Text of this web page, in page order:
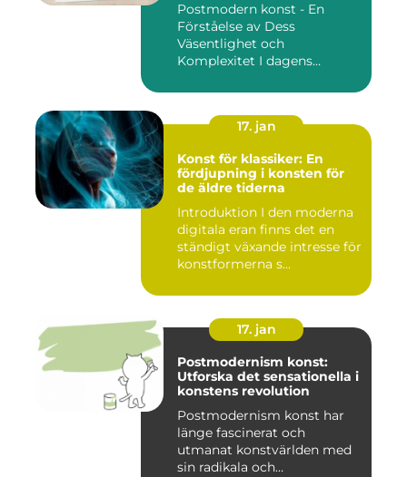
Postmodern konst - En
Förståelse av Dess
Väsentlighet och
Komplexitet I dagens
17. jan
Konst för klassiker: En
fördjupning i konsten för
de äldre tiderna
Introduktion I den moderna
digitala eran finns det en
ständigt växande intresse för
konstformerna s...
17. jan
Postmodernism konst:
Utforska det sensationella i
konstens revolution
Postmodernism konst har
länge fascinerat och
utmanat konstvärlden med
sin radikala och